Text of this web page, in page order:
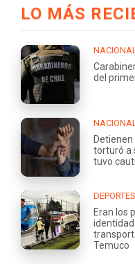
LO MÁS
NACIONAL
del
NACIONAL
torturó a
tuvo
Eran los
Temuco